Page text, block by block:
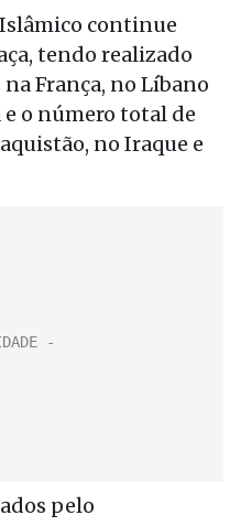
continue
tendo realizado
França, no Líbano
o número total de
no Iraque e
pelo